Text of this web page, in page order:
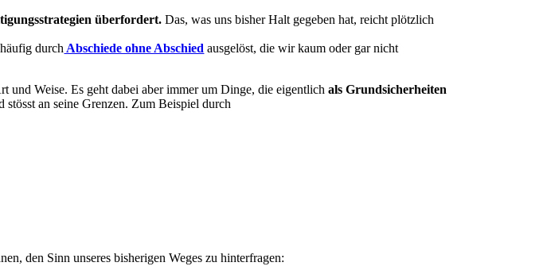
überfordert. Das, was uns bisher Halt gegeben hat, reicht plötzlich
durch Abschiede ohne Abschied ausgelöst, die wir kaum oder gar nicht
und Weise. Es geht dabei aber immer um Dinge, die eigentlichals Grundsicherheiten
an seine Grenzen. Zum Beispiel durch
den Sinn unseres bisherigen Weges zu hinterfragen: